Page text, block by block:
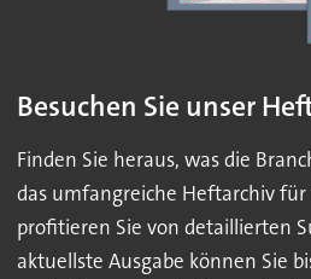
Besuchen Sie unser
Finden Sie heraus, was die
das umfangreiche Heftarchiv für
profitieren Sie von detaillierten
aktuellste Ausgabe können Sie